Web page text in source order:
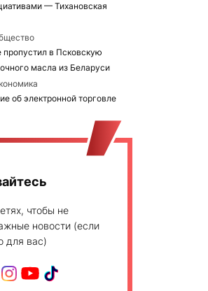
— Тихановская
пропустил в Псковскую
масла из Беларуси
об электронной торговле
чтобы не
новости (если
для вас)